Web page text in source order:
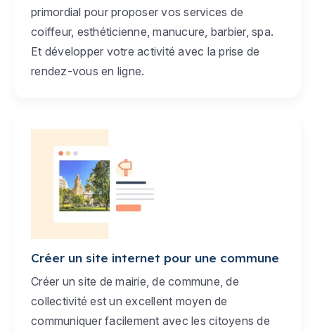
primordial pour proposer vos services de
coiffeur, esthéticienne, manucure, barbier, spa.
Et développer votre activité avec la prise de
rendez-vous en ligne.
Créer un site internet pour une commune
Créer un site de mairie, de commune, de
collectivité est un excellent moyen de
communiquer facilement avec les citoyens de